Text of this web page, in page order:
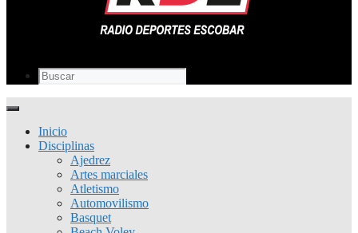
Inicio
Disciplinas
Ajedrez
Artes marciales
Atletismo
Automovilismo
Basquet